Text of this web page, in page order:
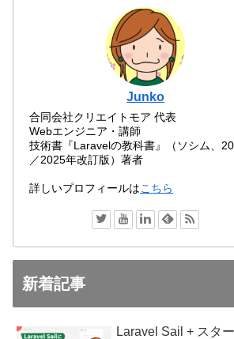
Junko
合同会社クリエイトモア 代表
Webエンジニア・講師
技術書『Laravelの教科書』（ソシム、
／2025年改訂版）著者
詳しいプロフィールはこちら
新着記事
Laravel Sail + スタ